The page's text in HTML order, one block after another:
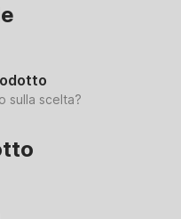
sulla scelta?